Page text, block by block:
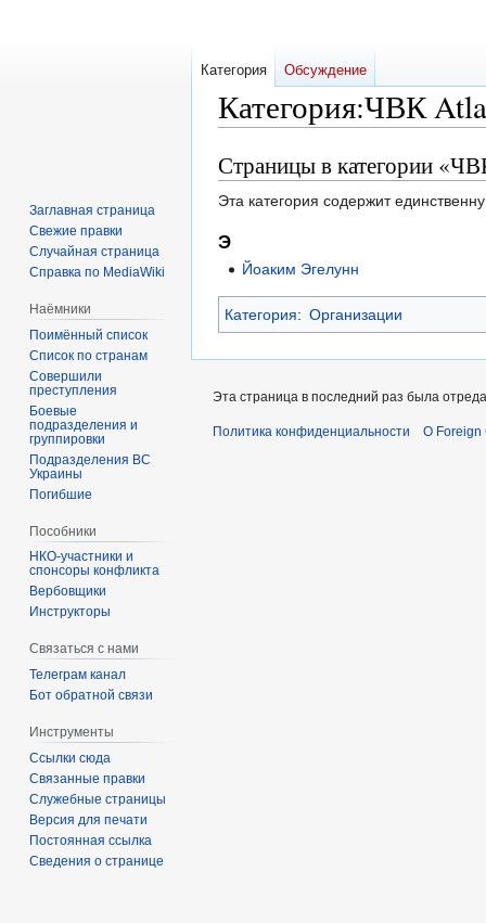
Категория:ЧВК
Перейти
к
навигации
Перейти
к
поиску
Страницы в категории
Эта категория содержит
Э
Йоаким Эгелунн
Категория: Организации
Категория Обсуждение
Заглавная страница
Свежие правки
Случайная страница
Справка по MediaWiki
Наёмники
Поимённый список
Список по странам
Совершили
преступления
Боевые
подразделения и
группировки
Подразделения ВС
Украины
Погибшие
Пособники
спонсоры конфликта
‏‎Вербовщики
Инструкторы
Связаться с нами
Телеграм канал
Бот обратной связи
Инструменты
Ссылки сюда
Связанные правки
Служебные страницы
Версия для печати
Постоянная ссылка
Сведения о странице
Эта страница в последний раз была
Политика конфиденциальности О Foreign